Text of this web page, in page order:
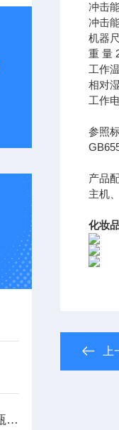
塑料瓶盖扭开力测试仪，PET瓶盖扭力测试仪
冲击
冲击
机器
重 量
工作
相对
工作
参照
产品
主机
化妆